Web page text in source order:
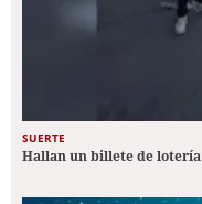
SUERTE
Hallan un billete de